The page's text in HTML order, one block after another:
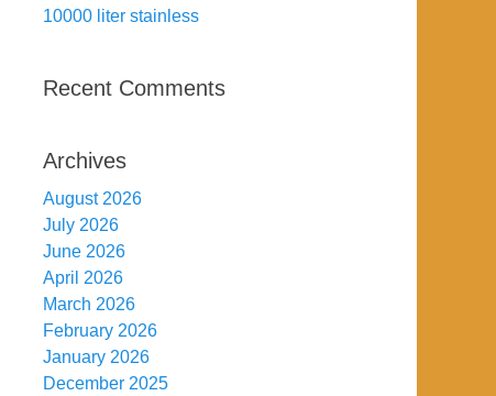
10000 liter stainless
Recent Comments
Archives
August 2026
July 2026
June 2026
April 2026
March 2026
February 2026
January 2026
December 2025